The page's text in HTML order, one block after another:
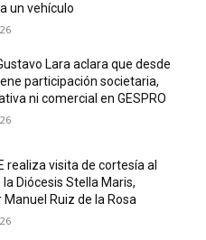
un vehículo
Lara aclara que desde
participación societaria,
ni comercial en GESPRO
realiza visita de cortesía al
la Diócesis Stella Maris,
Manuel Ruiz de la Rosa